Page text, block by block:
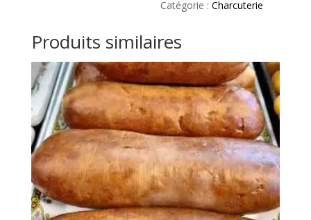
Catégorie :Charcuterie
Produits similaires